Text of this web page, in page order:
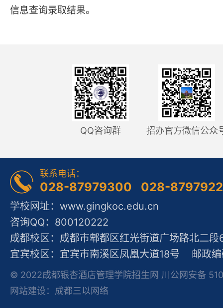
信息查询录取结果。
QQ咨询群 招办官方微信公众
联系电话：
028-87979300 028-
学校网址：www.gingkoc.edu.cn
咨询QQ：800120222
成都校区：成都市郫都区红光街道广场路北二
宜宾校区：宜宾市南溪区凤凰大道18号 邮政
© 2022成都银杏酒店管理学院招生网 川公网安备
网站建设：成都三以网络